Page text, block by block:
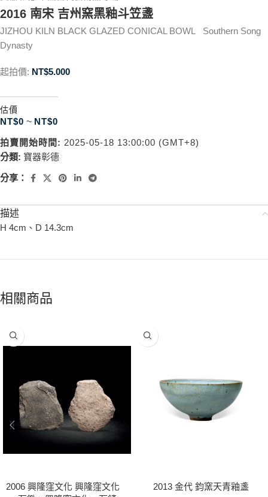
2016 南宋 吉州窯黑釉斗笠盞
JIZHOU KILN BLACK GLAZED CONICAL BOWL Southern Song
Dynasty
起拍價: NT$5.000
估價
NT$0 ~ NT$0
拍賣開始時間: 2025-05-18 13:00:00 (GMT+8)
分類: 寶器彰德
分享：
描述
H 4cm、D 14.3cm
相關商品
2006 興隆窪文化 興隆窪文化
2013 金代 鈞窯天青釉盞